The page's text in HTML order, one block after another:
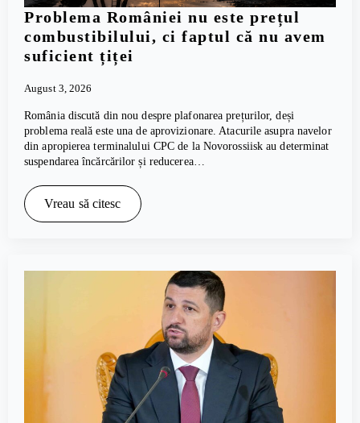
Problema României nu este prețul
combustibilului, ci faptul că nu avem
suficient țiței
August 3, 2026
România discută din nou despre plafonarea prețurilor, deși
problema reală este una de aprovizionare. Atacurile asupra navelor
din apropierea terminalului CPC de la Novorossiisk au determinat
suspendarea încărcărilor și reducerea…
Vreau să citesc